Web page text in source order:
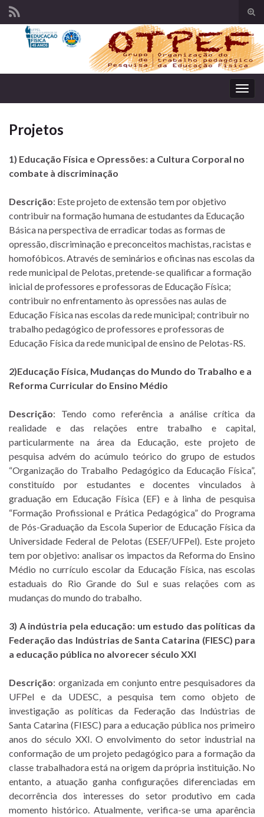
de
Search for:
Projetos
1) Educação Física e Opressões: a Cultura Corporal no
combate à discriminação
Descrição: Este projeto de extensão tem por objetivo
contribuir na formação humana de estudantes da Educação
Básica na perspectiva de erradicar todas as formas de
opressão, discriminação e preconceitos machistas, racistas e
homofóbicos. Através de seminários e oficinas nas escolas da
rede municipal de Pelotas, pretende-se qualificar a formação
inicial de professores e professoras de Educação Física;
contribuir no enfrentamento às opressões nas aulas de
Educação Física nas escolas da rede municipal; contribuir no
trabalho pedagógico de professores e professoras de
Educação Física da rede municipal de ensino de Pelotas-RS.
2)Educação Física, Mudanças do Mundo do Trabalho e a
Reforma Curricular do Ensino Médio
Descrição: Tendo como referência a análise crítica da
realidade e das relações entre trabalho e capital,
particularmente na área da Educação, este projeto de
pesquisa advém do acúmulo teórico do grupo de estudos
“Organização do Trabalho Pedagógico da Educação Física”,
constituído por estudantes e docentes vinculados à
graduação em Educação Física (EF) e à linha de pesquisa
“Formação Profissional e Prática Pedagógica” do Programa
de Pós-Graduação da Escola Superior de Educação Física da
Universidade Federal de Pelotas (ESEF/UFPel). Este projeto
tem por objetivo: analisar os impactos da Reforma do Ensino
Médio no currículo escolar da Educação Física, nas escolas
estaduais do Rio Grande do Sul e suas relações com as
mudanças do mundo do trabalho.
3) A indústria pela educação: um estudo das políticas da
Federação das Indústrias de Santa Catarina (FIESC) para
a educação pública no alvorecer século XXI
Descrição: organizada em conjunto entre pesquisadores da
UFPel e da UDESC, a pesquisa tem como objeto de
investigação as políticas da Federação das Indústrias de
Santa Catarina (FIESC) para a educação pública nos primeiro
anos do século XXI. O envolvimento do setor industrial na
conformação de um projeto pedagógico para a formação da
classe trabalhadora está na origem da própria instituição. No
entanto, a atuação ganha configurações diferenciadas em
decorrência dos interesses do setor produtivo em cada
momento histórico. Atualmente, verifica-se uma aparência